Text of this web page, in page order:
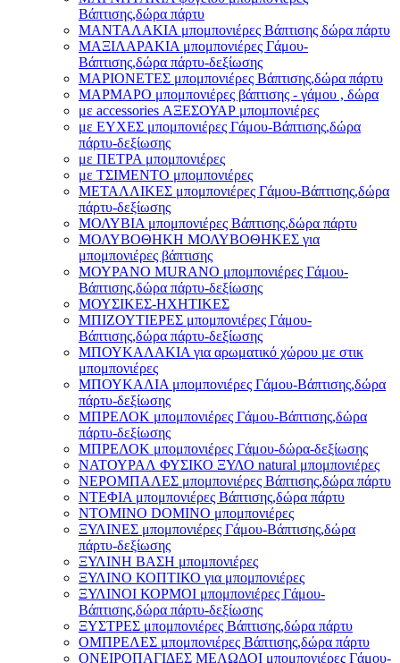
Βάπτισης,δώρα πάρτυ
ΜΑΝΤΑΛΑΚΙΑ μπομπονιέρες Βάπτισης δώρα πάρτυ
ΜΑΞΙΛΑΡΑΚΙΑ μπομπονιέρες Γάμου-
Βάπτισης,δώρα πάρτυ-δεξίωσης
ΜΑΡΙΟΝΕΤΕΣ μπομπονιέρες Βάπτισης,δώρα πάρτυ
ΜΑΡΜΑΡΟ μπομπονιέρες βάπτισης - γάμου , δώρα
με accessories ΑΞΕΣΟΥΑΡ μπομπονιέρες
με ΕΥΧΕΣ μπομπονιέρες Γάμου-Βάπτισης,δώρα
πάρτυ-δεξίωσης
με ΠΕΤΡΑ μπομπονιέρες
με ΤΣΙΜΕΝΤΟ μπομπονιέρες
ΜΕΤΑΛΛΙΚΕΣ μπομπονιέρες Γάμου-Βάπτισης,δώρα
πάρτυ-δεξίωσης
ΜΟΛΥΒΙΑ μπομπονιέρες Βάπτισης,δώρα πάρτυ
ΜΟΛΥΒΟΘΗΚΗ ΜΟΛΥΒΟΘΗΚΕΣ για
μπομπονιέρες βάπτισης
ΜΟΥΡΑΝΟ MURANO μπομπονιέρες Γάμου-
Βάπτισης,δώρα πάρτυ-δεξίωσης
ΜΟΥΣΙΚΕΣ-ΗΧΗΤΙΚΕΣ
ΜΠΙΖΟΥΤΙΕΡΕΣ μπομπονιέρες Γάμου-
Βάπτισης,δώρα πάρτυ-δεξίωσης
ΜΠΟΥΚΑΛΑΚΙΑ για αρωματικό χώρου με στικ
μπομπονιέρες
ΜΠΟΥΚΑΛΙΑ μπομπονιέρες Γάμου-Βάπτισης,δώρα
πάρτυ-δεξίωσης
ΜΠΡΕΛΟΚ μπομπονιέρες Γάμου-Βάπτισης,δώρα
πάρτυ-δεξίωσης
ΜΠΡΕΛΟΚ μπομπονιέρες Γάμου-δώρα-δεξίωσης
ΝΑΤΟΥΡΑΛ ΦΥΣΙΚΟ ΞΥΛΟ natural μπομπονιέρες
ΝΕΡΟΜΠΑΛΕΣ μπομπονιέρες Βάπτισης,δώρα πάρτυ
ΝΤΕΦΙΑ μπομπονιέρες Βάπτισης,δώρα πάρτυ
ΝΤΟΜΙΝΟ DOMINO μπομπονιέρες
ΞΥΛΙΝΕΣ μπομπονιέρες Γάμου-Βάπτισης,δώρα
πάρτυ-δεξίωσης
ΞΥΛΙΝΗ ΒΑΣΗ μπομπονιέρες
ΞΥΛΙΝΟ ΚΟΠΤΙΚΟ για μπομπονιέρες
ΞΥΛΙΝΟΙ ΚΟΡΜΟΙ μπομπονιέρες Γάμου-
Βάπτισης,δώρα πάρτυ-δεξίωσης
ΞΥΣΤΡΕΣ μπομπονιέρες Βάπτισης,δώρα πάρτυ
ΟΜΠΡΕΛΕΣ μπομπονιέρες Βάπτισης,δώρα πάρτυ
ΟΝΕΙΡΟΠΑΓΙΔΕΣ ΜΕΛΩΔΟΙ μπομπονιέρες Γάμου-